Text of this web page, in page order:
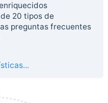
20 tipos de
preguntas frecuentes